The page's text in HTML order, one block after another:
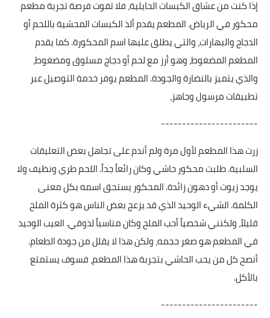
إذا كنت من عشاق الكبسات الحايلية، فلا تفوت فرصة تجربة مطعم
محكور في الرياض. المطعم يقدم ألذ الكبسات المحشية باللحم أو
الدجاج والبهارات، والتي يطلق عليها اسم المحكورة. كما يقدم
المطعم المضغوط، وهو أرز مع لحم أو دجاج مسلوق ومضغوط،
والذي يتميز بالنضارة والجودة. المطعم يوفر خدمة التوصيل عبر
تطبيقات مرسول وجاهز،
-----------------------
زرت هذا المطعم لأول مرة ولم أندم على تجاهل بعض التعليقات
السلبية. طلبت محكور حاشي وكان رائعاً جداً. اللحم طري ونظيف ولا
يوجد زيوت أو دهون زائدة. المحكور يستحق اسمه بكل معنى
الكلمة. الشيء الوحيد الذي قد يزعج بعض الناس هو كثرة الملح
قليلاً، ولكنني شخصياً أحب الملح وكان مناسباً لذوقي. العيب الوحيد
في المطعم هو صغر حجمه، ولكن هذا لا يقلل من جودة الطعام.
أنصح كل من يحب الحاشي بتجربة هذا المطعم، فسوف يستمتع
بالأكل.
-----------------------